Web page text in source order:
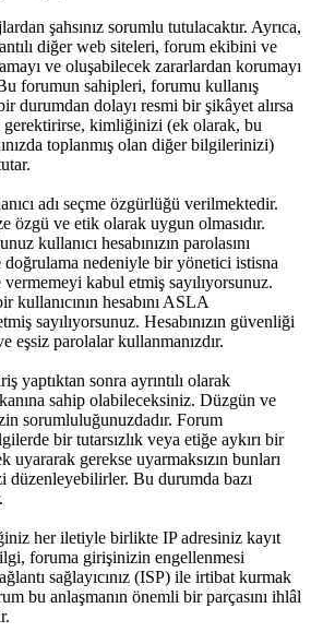
şahsınız sorumlu tutulacaktır. Ayrıca,
diğer web siteleri, forum ekibini ve
ve oluşabilecek zararlardan korumayı
Bu forumun sahipleri, forumu kullanış
durumdan dolayı resmi bir şikâyet alırsa
gerektirirse, kimliğinizi (ek olarak, bu
toplanmış olan diğer bilgilerinizi)
adı seçme özgürlüğü verilmektedir.
özgü ve etik olarak uygun olmasıdır.
kullanıcı hesabınızın parolasını
nedeniyle bir yönetici istisna
kabul etmiş sayılıyorsunuz.
kullanıcının hesabını ASLA
sayılıyorsunuz. Hesabınızın güvenliği
eşsiz parolalar kullanmanızdır.
yaptıktan sonra ayrıntılı olarak
sahip olabileceksiniz. Düzgün ve
sorumluluğunuzdadır. Forum
bir tutarsızlık veya etiğe aykırı bir
uyararak gerekse uyarmaksızın bunları
Bu durumda bazı
her iletiyle birlikte IP adresiniz kayıt
foruma girişinizin engellenmesi
sağlayıcınız (ISP) ile irtibat kurmak
bu anlaşmanın önemli bir parçasını ihlâl